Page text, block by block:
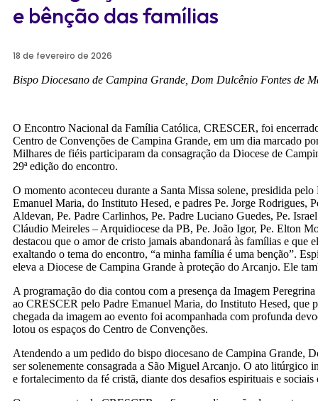
e bênção das famílias
18 de fevereiro de 2026
Bispo Diocesano de Campina Grande, Dom Dulcênio Fontes de
O Encontro Nacional da Família Católica, CRESCER, foi
Centro de Convenções de Campina Grande, em um dia marcado
Milhares de fiéis participaram da consagração da Diocese de
29ª edição do encontro.
O momento aconteceu durante a Santa Missa solene, presidida
Emanuel Maria, do Instituto Hesed, e padres Pe. Jorge Rodrigues,
Aldevan, Pe. Padre Carlinhos, Pe. Padre Luciano Guedes, Pe.
Cláudio Meireles – Arquidiocese da PB, Pe. João Igor, Pe. Elton
destacou que o amor de cristo jamais abandonará às famílias e que
exaltando o tema do encontro, “a minha família é uma benção”.
eleva a Diocese de Campina Grande à proteção do Arcanjo. Ele
A programação do dia contou com a presença da Imagem
ao CRESCER pelo Padre Emanuel Maria, do Instituto Hesed, que
chegada da imagem ao evento foi acompanhada com profunda
lotou os espaços do Centro de Convenções.
Atendendo a um pedido do bispo diocesano de Campina Grande,
ser solenemente consagrada a São Miguel Arcanjo. O ato litúrgico
e fortalecimento da fé cristã, diante dos desafios espirituais e sociais